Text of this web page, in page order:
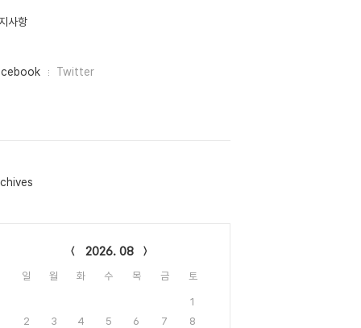
사항
Twitter
2026. 08
일 월 화 수 목 금 토
1
2
3 4 5 6 7
8